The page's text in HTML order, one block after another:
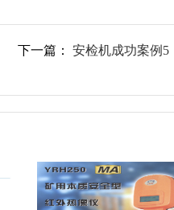
下一篇： 安检机成功案例5